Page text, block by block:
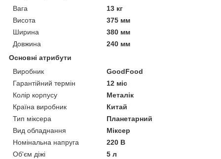
Вага
13 кг
Висота
375 мм
Ширина
380 мм
Довжина
240 мм
Основні атрибути
Виробник
GoodFood
Гарантійний термін
12 міс
Колір корпусу
Металік
Країна виробник
Китай
Тип міксера
Планетарний
Вид обладнання
Міксер
Номінальна напруга
220 В
Об'єм діжі
5 л